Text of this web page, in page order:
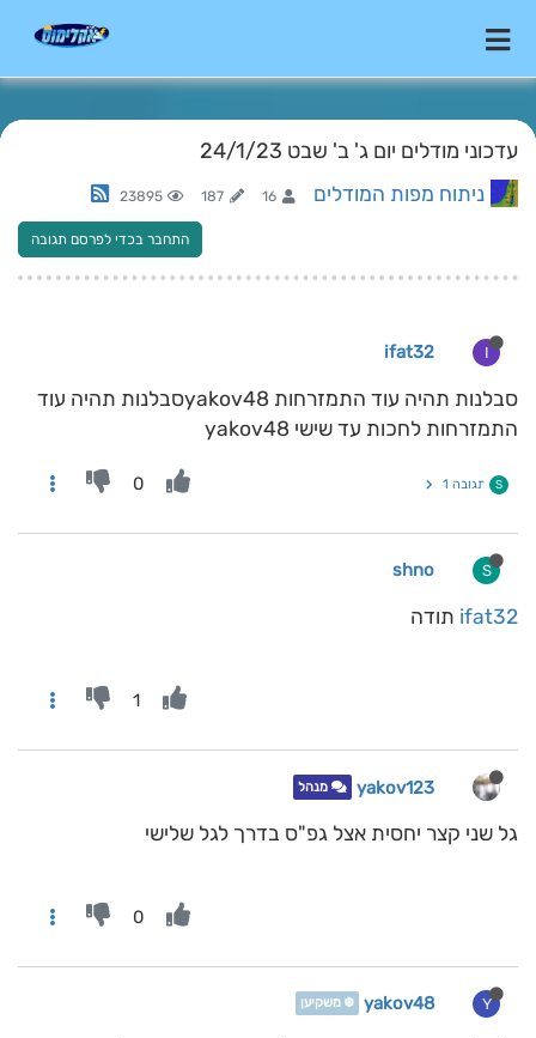
עדכוני מודלים יום ג' ב' שבט 24/1/23
ניתוח מפות המודלים 16
187
23895
התחבר בכדי לפרסם תגובה
I
ifat32
סבלנות תהיה עוד התמזרחות yakov48סבלנות תהיה עוד
התמזרחות לחכות עד שישי yakov48
S תגובה 1 0
S
shno
ifat32 תודה
1
yakov123 מנהל
גל שני קצר יחסית אצל גפ"ס בדרך לגל שלישי
0
Y
yakov48 ❄️ משקיען